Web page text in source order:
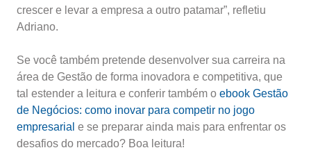
crescer e levar a empresa a outro patamar”, refletiu
Adriano.
Se você também pretende desenvolver sua carreira na
área de Gestão de forma inovadora e competitiva, que
tal estender a leitura e conferir também o ebook Gestão
de Negócios: como inovar para competir no jogo
empresarial e se preparar ainda mais para enfrentar os
desafios do mercado? Boa leitura!